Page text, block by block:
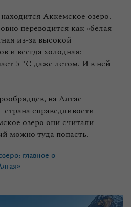
Аккемское озеро.
переводится как «белая
из‑за высокой
и всегда холодная:
5 °C даже летом. И в ней
на Алтае
справедливости
озеро они считали
можно туда попасть.
главное о